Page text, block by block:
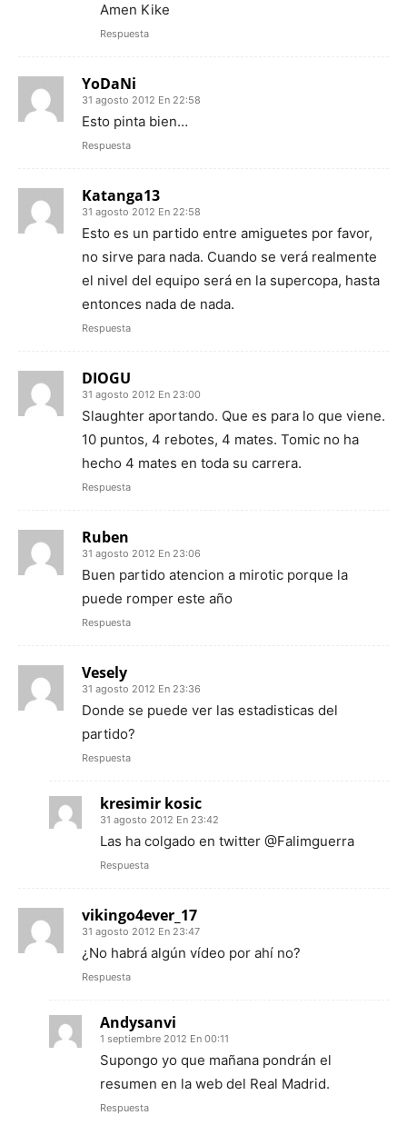
Amen Kike
Respuesta
YoDaNi
31 agosto 2012 En 22:58
Esto pinta bien…
Respuesta
Katanga13
31 agosto 2012 En 22:58
Esto es un partido entre amiguetes por favor,
no sirve para nada. Cuando se verá realmente
el nivel del equipo será en la supercopa, hasta
entonces nada de nada.
Respuesta
DIOGU
31 agosto 2012 En 23:00
Slaughter aportando. Que es para lo que viene.
10 puntos, 4 rebotes, 4 mates. Tomic no ha
hecho 4 mates en toda su carrera.
Respuesta
Ruben
31 agosto 2012 En 23:06
Buen partido atencion a mirotic porque la
puede romper este año
Respuesta
Vesely
31 agosto 2012 En 23:36
Donde se puede ver las estadisticas del
partido?
Respuesta
kresimir kosic
31 agosto 2012 En 23:42
Las ha colgado en twitter @Falimguerra
Respuesta
vikingo4ever_17
31 agosto 2012 En 23:47
¿No habrá algún vídeo por ahí no?
Respuesta
Andysanvi
1 septiembre 2012 En 00:11
Supongo yo que mañana pondrán el
resumen en la web del Real Madrid.
Respuesta